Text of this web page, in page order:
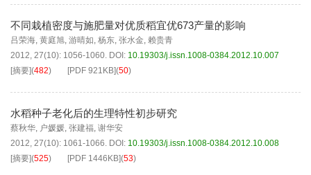
不同栽植密度与施肥量对优质稻宜优673产量的影响
吕荣海, 黄庭旭, 游晴如, 杨东, 张水金, 赖贵青
2012, 27(10): 1056-1060. DOI: 10.19303/j.issn.1008-0384.2012.10.007
[摘要](482) [PDF 921KB](50)
水稻种子老化后的生理特性初步研究
蔡秋华, 户媛媛, 张建福, 谢华安
2012, 27(10): 1061-1066. DOI: 10.19303/j.issn.1008-0384.2012.10.008
[摘要](525) [PDF 1446KB](53)